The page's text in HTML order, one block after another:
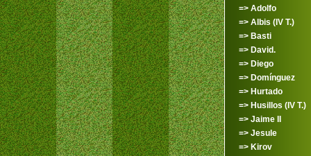
=> Adolfo
=> Albis (IV T.)
=> Basti
=> David.
=> Diego
=> Domínguez
=> Hurtado
=> Husillos (IV T.)
=> Jaime II
=> Jesule
=> Kirov